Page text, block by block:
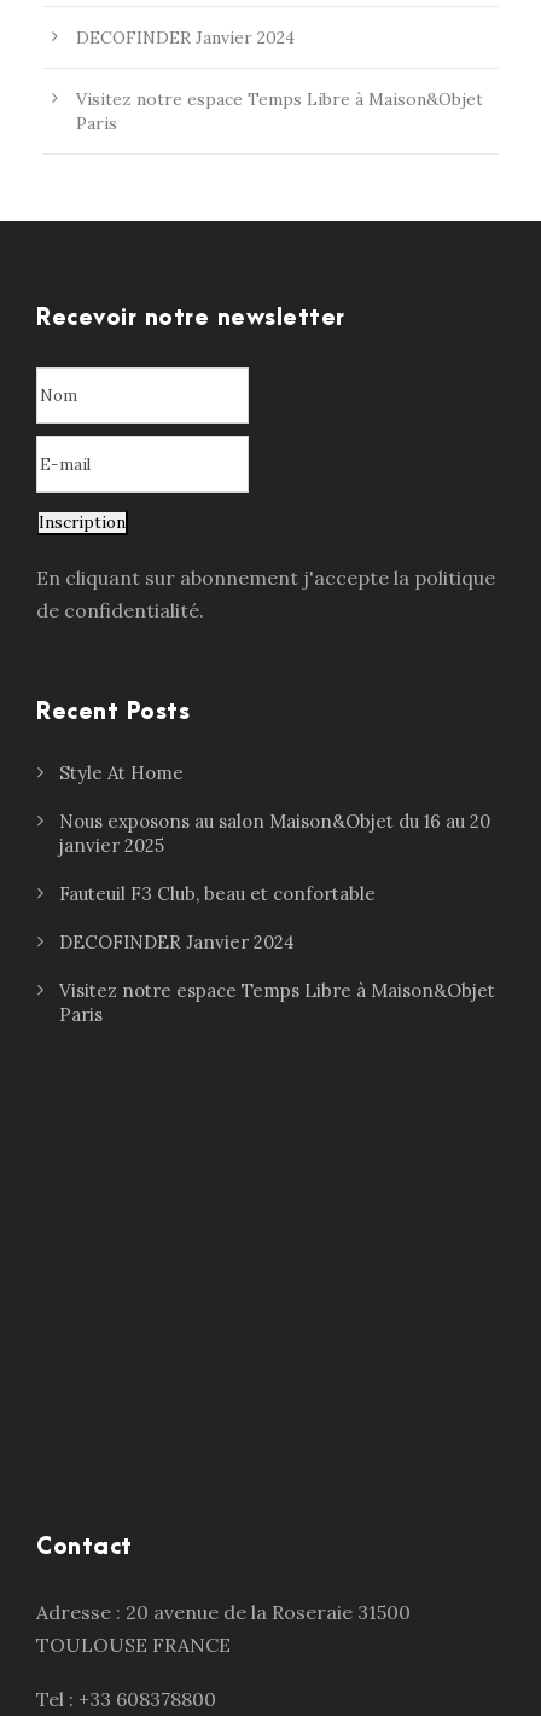
DECOFINDER Janvier 2024
Visitez notre espace Temps Libre à Maison&Objet
Paris
Recevoir notre newsletter
Inscription
En cliquant sur abonnement j'accepte la politique
de confidentialité.
Recent Posts
Style At Home
Nous exposons au salon Maison&Objet du 16 au 20
janvier 2025
Fauteuil F3 Club, beau et confortable
DECOFINDER Janvier 2024
Visitez notre espace Temps Libre à Maison&Objet
Paris
Contact
Adresse : 20 avenue de la Roseraie 31500
TOULOUSE FRANCE
Tel : +33 608378800